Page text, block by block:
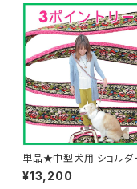
ダーリード ビタミンオレ
ポイントリード オーダー ハーフ
チョークカラー 日本製 オ
メイド｜ラリーズカンパ
単品★中型犬用 ショルダ
ド スリーポイントリード
グロングタイプ ピンクフ
¥13,200